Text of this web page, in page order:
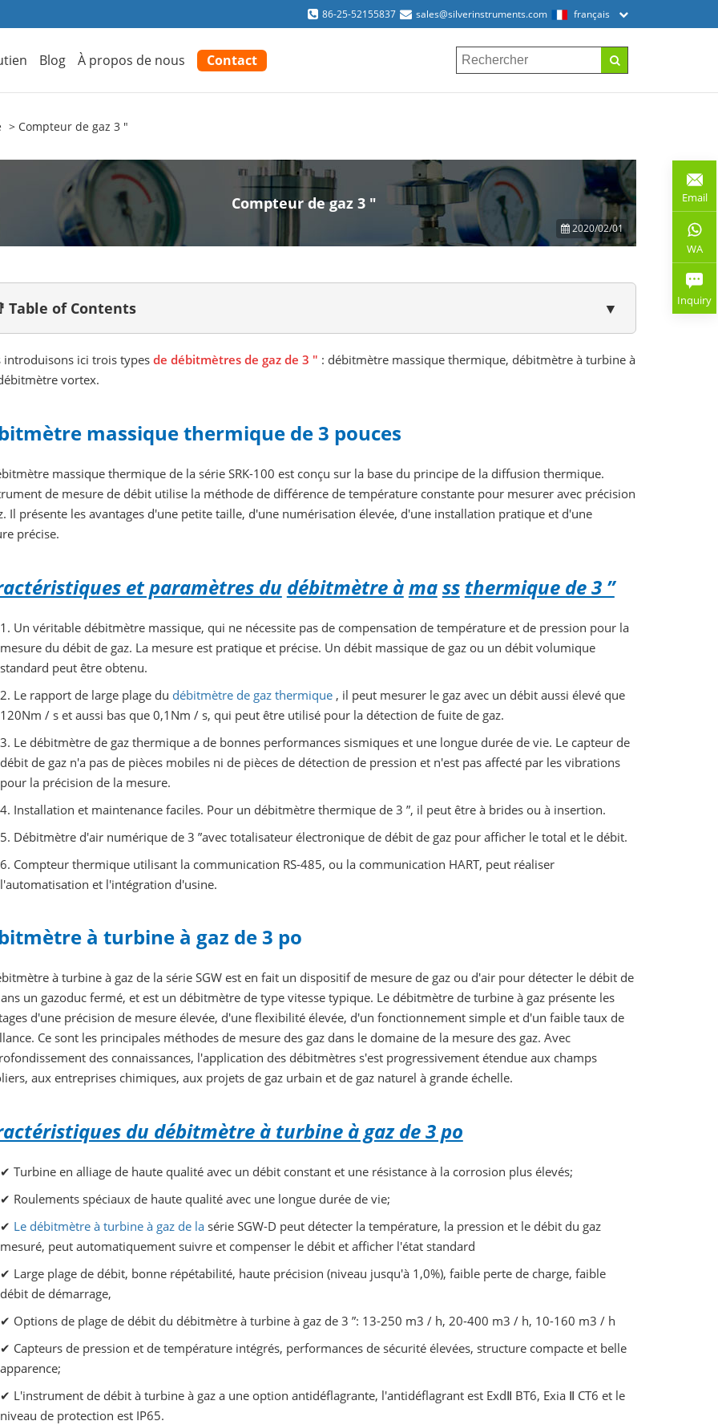
86-25-52155837 sales@silverinstruments.com français
Blog À propos de nous Contact
Compteur de gaz 3 "
Compteur de gaz 3 "
2020/02/01
Table of Contents ▼
introduisons ici trois types de débitmètres de gaz de 3 " : débitmètre massique thermique, débitmètre à turbine à
vortex.
massique thermique de 3 pouces
massique thermique de la série SRK-100 est conçu sur la base du principe de la diffusion thermique.
de mesure de débit utilise la méthode de différence de température constante pour mesurer avec précision
Il présente les avantages d'une petite taille, d'une numérisation élevée, d'une installation pratique et d'une
précise.
et paramètres du débitmètre àmass thermique de 3 ”
1. Un véritable débitmètre massique, qui ne nécessite pas de compensation de température et de pression pour la
mesure du débit de gaz. La mesure est pratique et précise. Un débit massique de gaz ou un débit volumique
standard peut être obtenu.
2. Le rapport de large plage du débitmètre de gaz thermique , il peut mesurer le gaz avec un débit aussi élevé que
120Nm / s et aussi bas que 0,1Nm / s, qui peut être utilisé pour la détection de fuite de gaz.
3. Le débitmètre de gaz thermique a de bonnes performances sismiques et une longue durée de vie. Le capteur de
débit de gaz n'a pas de pièces mobiles ni de pièces de détection de pression et n'est pas affecté par les vibrations
pour la précision de la mesure.
4. Installation et maintenance faciles. Pour un débitmètre thermique de 3 ”, il peut être à brides ou à insertion.
5. Débitmètre d'air numérique de 3 ”avec totalisateur électronique de débit de gaz pour afficher le total et le débit.
6. Compteur thermique utilisant la communication RS-485, ou la communication HART, peut réaliser
l'automatisation et l'intégration d'usine.
à turbine à gaz de 3 po
à turbine à gaz de la série SGW est en fait un dispositif de mesure de gaz ou d'air pour détecter le débit de
un gazoduc fermé, et est un débitmètre de type vitesse typique. Le débitmètre de turbine à gaz présente les
d'une précision de mesure élevée, d'une flexibilité élevée, d'un fonctionnement simple et d'un faible taux de
Ce sont les principales méthodes de mesure des gaz dans le domaine de la mesure des gaz. Avec
des connaissances, l'application des débitmètres s'est progressivement étendue aux champs
aux entreprises chimiques, aux projets de gaz urbain et de gaz naturel à grande échelle.
du débitmètre à turbine à gaz de 3 po
✔ Turbine en alliage de haute qualité avec un débit constant et une résistance à la corrosion plus élevés;
✔ Roulements spéciaux de haute qualité avec une longue durée de vie;
✔ Le débitmètre à turbine à gaz de la série SGW-D peut détecter la température, la pression et le débit du gaz
mesuré, peut automatiquement suivre et compenser le débit et afficher l'état standard
✔ Large plage de débit, bonne répétabilité, haute précision (niveau jusqu'à 1,0%), faible perte de charge, faible
débit de démarrage,
✔ Options de plage de débit du débitmètre à turbine à gaz de 3 ”: 13-250 m3 / h, 20-400 m3 / h, 10-160 m3 / h
✔ Capteurs de pression et de température intégrés, performances de sécurité élevées, structure compacte et belle
apparence;
✔ L'instrument de débit à turbine à gaz a une option antidéflagrante, l'antidéflagrant est ExdⅡ BT6, Exia Ⅱ CT6 et le
niveau de protection est IP65.
Email
WA
Inquiry